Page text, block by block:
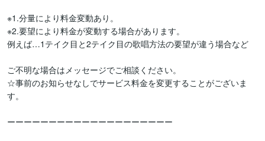
※1.分量により料金変動あり。
※2.要望により料金が変動する場合があります。
例えば…1テイク目と2テイク目の歌唱方法の要望が違う場合など
ご不明な場合はメッセージでご相談ください。
☆事前のお知らせなしでサービス料金を変更することがございま
す。
ーーーーーーーーーーーーーーーーーーーー